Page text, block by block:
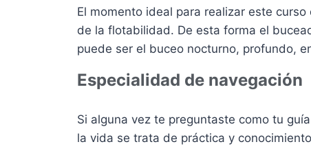
El momento ideal para realizar este
de la flotabilidad. De esta forma el
puede ser el buceo nocturno, profundo,
Especialidad de navegación
Si alguna vez te preguntaste como tu
la vida se trata de práctica y